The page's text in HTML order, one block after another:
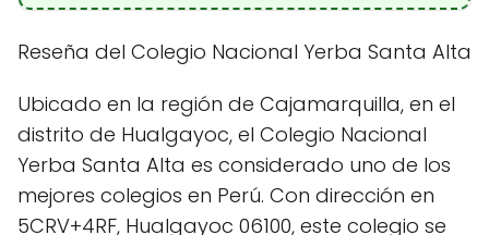
Reseña del Colegio Nacional Yerba Santa Alta
Ubicado en la región de Cajamarquilla, en el
distrito de Hualgayoc, el Colegio Nacional
Yerba Santa Alta es considerado uno de los
mejores colegios en Perú. Con dirección en
5CRV+4RF, Hualgayoc 06100, este colegio se